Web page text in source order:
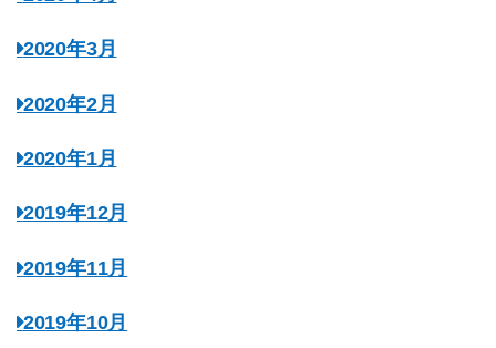
2020年3月
2020年2月
2020年1月
2019年12月
2019年11月
2019年10月